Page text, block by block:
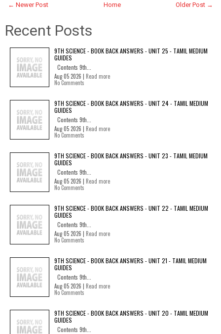
← Newer Post Older Post →
Home
Recent Posts
9TH SCIENCE - BOOK BACK ANSWERS - UNIT 25 - TAMIL MEDIUM
GUIDES
Contents 9th...
Aug 05 2026 | Read more
No Comments
9TH SCIENCE - BOOK BACK ANSWERS - UNIT 24 - TAMIL MEDIUM
GUIDES
Contents 9th...
Aug 05 2026 | Read more
No Comments
9TH SCIENCE - BOOK BACK ANSWERS - UNIT 23 - TAMIL MEDIUM
GUIDES
Contents 9th...
Aug 05 2026 | Read more
No Comments
9TH SCIENCE - BOOK BACK ANSWERS - UNIT 22 - TAMIL MEDIUM
GUIDES
Contents 9th...
Aug 05 2026 | Read more
No Comments
9TH SCIENCE - BOOK BACK ANSWERS - UNIT 21 - TAMIL MEDIUM
GUIDES
Contents 9th...
Aug 05 2026 | Read more
No Comments
9TH SCIENCE - BOOK BACK ANSWERS - UNIT 20 - TAMIL MEDIUM
GUIDES
Contents 9th...